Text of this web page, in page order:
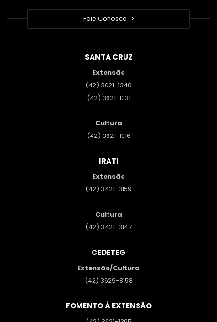
Fale Conosco
SANTA CRUZ
Extensão
(42) 3621-1340
(42) 3621-1331
Cultura
(42) 3621-1016
IRATI
Extensão
(42) 3421-3159
Cultura
(42) 3421-3147
CEDETEG
Extensão/Cultura
(42) 3629-8158
FOMENTO À EXTENSÃO